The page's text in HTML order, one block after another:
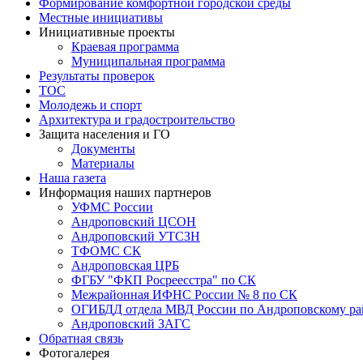
Местные инициативы
Инициативные проекты
Краевая программа
Муниципальная программа
Результаты проверок
ТОС
Молодежь и спорт
Архитектура и градостроительство
Защита населения и ГО
Документы
Материалы
Наша газета
Информация наших партнеров
УФМС России
Андроповский ЦСОН
Андроповский УТСЗН
ТФОМС СК
Андроповская ЦРБ
ФГБУ "ФКП Росреесстра" по СК
Межрайонная ИФНС России № 8 по СК
ОГИБДД отдела МВД России по Андроповскому
Андроповский ЗАГС
Обратная связь
Фотогалерея